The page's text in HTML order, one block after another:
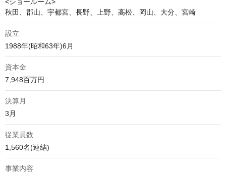
秋田、郡山、宇都宮、長野、上野、高松、岡山、大分、宮崎
設立
1988年(昭和63年)6月
資本金
7,948百万円
決算月
3月
従業員数
1,560名(連結)
事業内容